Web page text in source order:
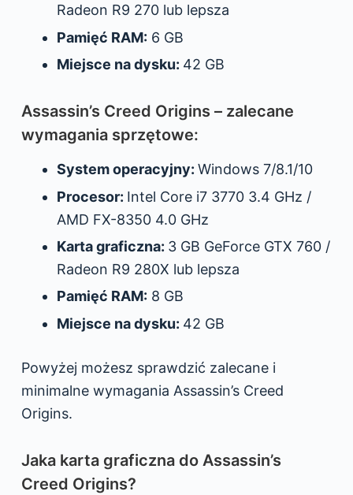
Radeon R9 270 lub lepsza
Pamięć RAM: 6 GB
Miejsce na dysku: 42 GB
Assassin’s Creed Origins – zalecane
wymagania sprzętowe:
System operacyjny: Windows 7/8.1/10
Procesor: Intel Core i7 3770 3.4 GHz /
AMD FX-8350 4.0 GHz
Karta graficzna: 3 GB GeForce GTX 760 /
Radeon R9 280X lub lepsza
Pamięć RAM: 8 GB
Miejsce na dysku: 42 GB
Powyżej możesz sprawdzić zalecane i
minimalne wymagania Assassin’s Creed
Origins.
Jaka karta graficzna do Assassin’s
Creed Origins?